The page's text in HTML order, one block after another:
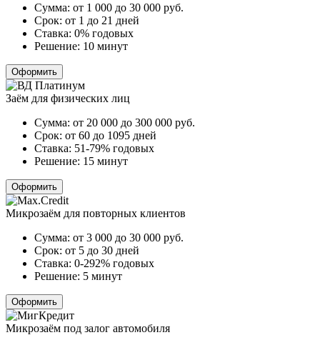
Сумма: от 1 000 до 30 000 руб.
Срок: от 1 до 21 дней
Ставка: 0% годовых
Решение: 10 минут
Оформить
Заём для физических лиц
Сумма: от 20 000 до 300 000 руб.
Срок: от 60 до 1095 дней
Ставка: 51-79% годовых
Решение: 15 минут
Оформить
Микрозаём для повторных клиентов
Сумма: от 3 000 до 30 000 руб.
Срок: от 5 до 30 дней
Ставка: 0-292% годовых
Решение: 5 минут
Оформить
Микрозаём под залог автомобиля